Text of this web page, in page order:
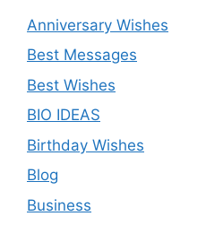
Anniversary Wishes
Best Messages
Best Wishes
BIO IDEAS
Birthday Wishes
Blog
Business